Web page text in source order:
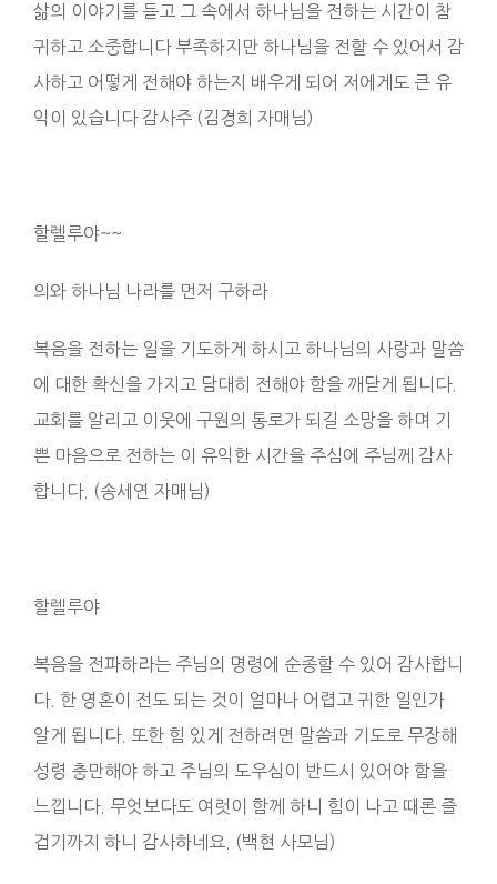
삶의 이야기를 듣고 그 속에서 하나님을 전하는 시간이 참
귀하고 소중합니다 부족하지만 하나님을 전할 수 있어서 감
사하고 어떻게 전해야 하는지 배우게 되어 저에게도 큰 유
익이 있습니다 감사주 (김경희 자매님)
할렐루야~~
의와 하나님 나라를 먼저 구하라
복음을 전하는 일을 기도하게 하시고 하나님의 사랑과 말씀
에 대한 확신을 가지고 담대히 전해야 함을 깨닫게 됩니다.
교회를 알리고 이웃에 구원의 통로가 되길 소망을 하며 기
쁜 마음으로 전하는 이 유익한 시간을 주심에 주님께 감사
합니다. (송세연 자매님)
할렐루야
복음을 전파하라는 주님의 명령에 순종할 수 있어 감사합니
다. 한 영혼이 전도 되는 것이 얼마나 어렵고 귀한 일인가
알게 됩니다. 또한 힘 있게 전하려면 말씀과 기도로 무장해
성령 충만해야 하고 주님의 도우심이 반드시 있어야 함을
느낍니다. 무엇보다도 여럿이 함께 하니 힘이 나고 때론 즐
겁기까지 하니 감사하네요. (백현 사모님)